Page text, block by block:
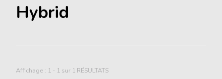
Hybrid
Affichage : 1 - 1 sur 1 RÉSULTATS